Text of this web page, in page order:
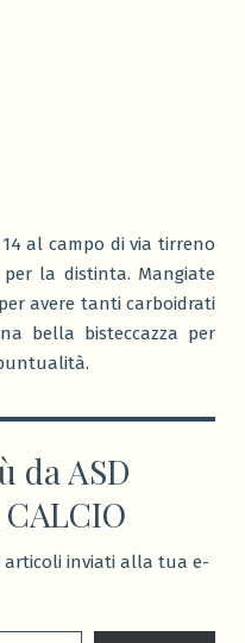
al campo di via tirreno
per la distinta. Mangiate
avere tanti carboidrati
bella bisteccazza per
da ASD
articoli inviati alla tua e-